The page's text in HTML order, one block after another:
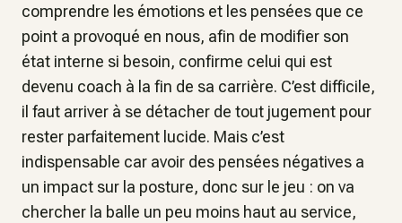
comprendre les émotions et les pensées que ce
point a provoqué en nous, afin de modifier son
état interne si besoin, confirme celui qui est
devenu coach à la fin de sa carrière. C’est difficile,
il faut arriver à se détacher de tout jugement pour
rester parfaitement lucide. Mais c’est
indispensable car avoir des pensées négatives a
un impact sur la posture, donc sur le jeu : on va
chercher la balle un peu moins haut au service,